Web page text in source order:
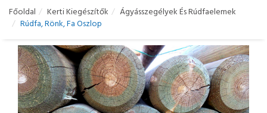
Főoldal Kerti Kiegészítők
Ágyásszegélyek És Rúdfaelemek
Rúdfa, Rönk, Fa Oszlop